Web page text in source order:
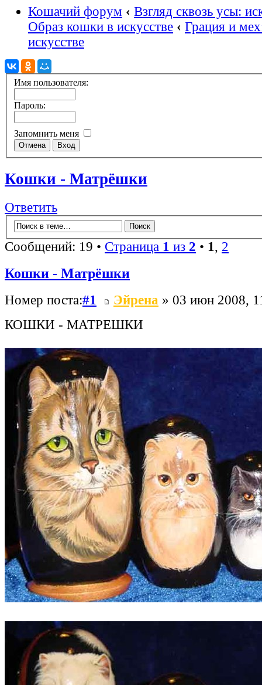
Кошачий форум ‹ Взгляд сквозь усы:
Образ кошки в искусстве ‹ Грация и
искусстве
Имя пользователя:
Пароль:
Запомнить меня
Кошки - Матрёшки
Ответить
Сообщений: 19 • Страница 1 из 2 • 1, 2
Кошки - Матрёшки
Номер поста:#1 Эйрена » 03 июн 2008,
КОШКИ - МАТРЕШКИ